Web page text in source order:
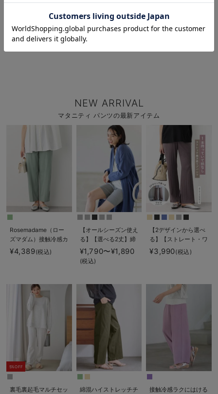
NEW ARRIVAL
マタニティ パンツの最新アイテム
Rosemadame（ロー
ズマダム）接触冷感カ
ノコストレッチワイド
テーパードパンツ マ
¥4,389(税込)
【オールシーズン使え
る】【選べる2丈】締
め付けない綿混リブス
トレートレギンス【産
¥1,790〜¥1,890
(税込)
【2デザインから選べ
る】【ストレート・ワ
イド】らくちん綿混ス
トレッチリブパンツ
¥3,990(税込)
5%OFF
裏毛裏起毛マルチセッ
綿混ハイストレッチチ
接触冷感ラクにはける
お気に入り商品を確認する